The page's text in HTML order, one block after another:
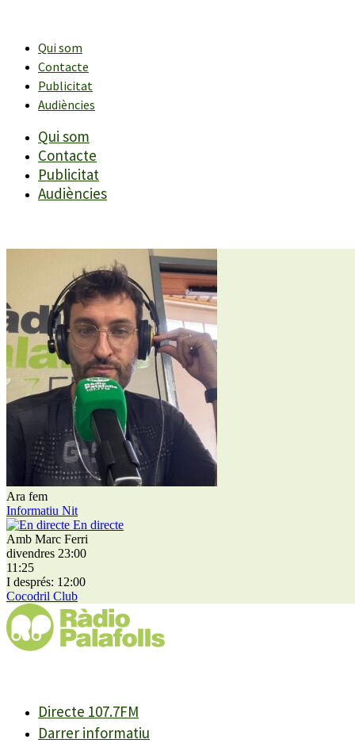
contingutQui som
Contacte
Publicitat
Audiències
Qui som
Contacte
Publicitat
Audiències
Ara fem
Informatiu Nit
En directe
Amb Marc Ferri
divendres 23:00
11:25
I després: 12:00
Cocodril Club
Directe 107.7FM
Darrer informatiu